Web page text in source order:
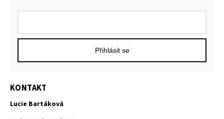
KONTAKT
Lucie Bartáková
Přihlásit se